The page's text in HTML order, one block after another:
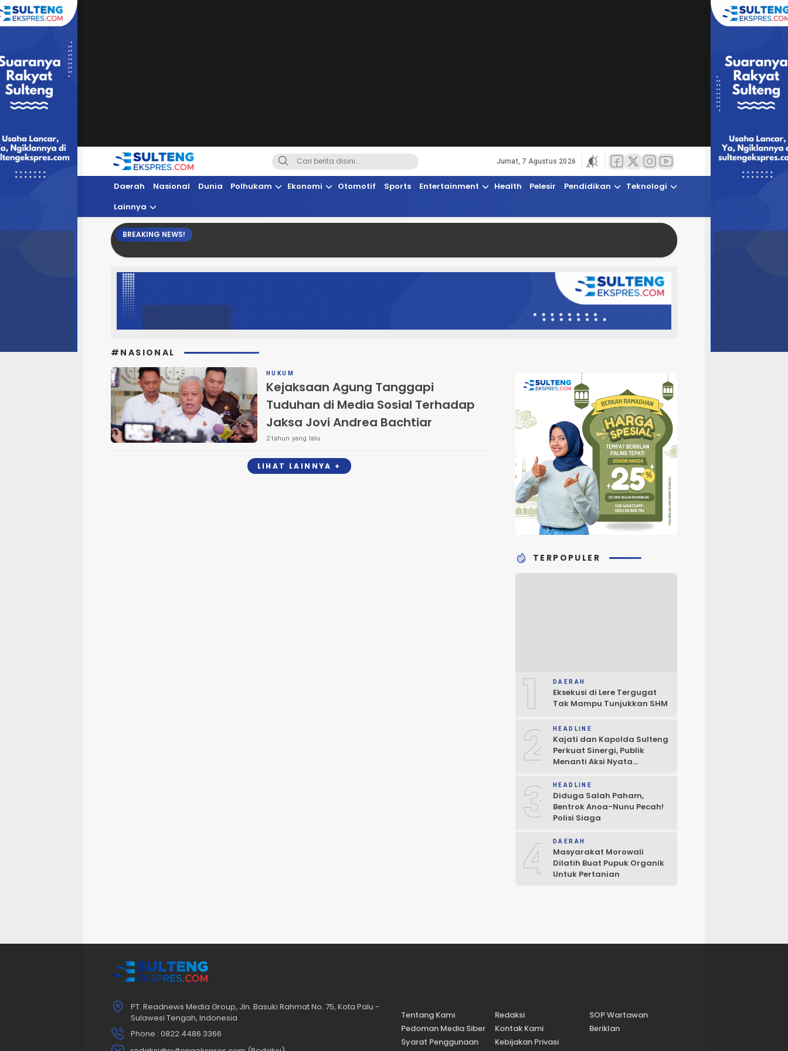
Sultengekspres.com
Berita Seputar Sulteng Hari Ini, Update Terkini, Suaranya Rakyat Sulteng
Jumat, 7 Agustus 2026
Daerah Nasional Dunia Polhukam Ekonomi Otomotif Sports Entertainment Health Pelesir Pendidikan
Teknologi
Lainnya
BREAKING NEWS!
#NASIONAL
HUKUM
Kejaksaan Agung Tanggapi
Tuduhan di Media Sosial Terhadap
Jaksa Jovi Andrea Bachtiar
2 tahun yang lalu
LIHAT LAINNYA +
TERPOPULER
1 DAERAH
Eksekusi di Lere Tergugat
Tak Mampu Tunjukkan SHM
2 HEADLINE
Kajati dan Kapolda Sulteng
Perkuat Sinergi, Publik
Menanti Aksi Nyata
3 HEADLINE
Diduga Salah Paham,
Bentrok Anoa-Nunu Pecah!
Polisi Siaga
4 DAERAH
Masyarakat Morowali
Dilatih Buat Pupuk Organik
Untuk Pertanian
PT. Readnews Media Group, Jln. Basuki Rahmat No. 75, Kota Palu -
Sulawesi Tengah, Indonesia
Phone : 0822 4486 3366
Tentang Kami Redaksi
SOP Wartawan
Pedoman Media Siber
Kontak Kami
Beriklan
Syarat Penggunaan
Kebijakan Privasi